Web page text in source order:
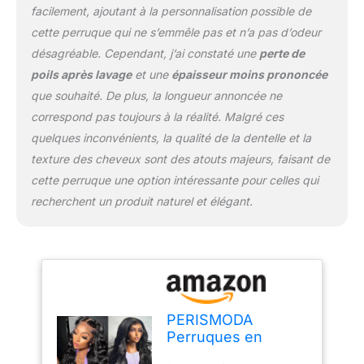
frontale complète de 33
x 15 cm, qui couvre
toute la ligne des
frontale en dentelle
intégrale de 33 x 15 cm
pour femme a plus
d'espace de raie que la
perruque frontale
standard de 33 x 15,2
cm, vous permettant de
libérer la partie
Cheveux humains avec
dentelle frontale. Densité
de 180 °, aspect complet
et épais. Bonnet de taille
facilement, ajoutant à la personnalisation possible de
cette perruque qui ne s’emmêle pas et n’a pas d’odeur
désagréable. Cependant, j’ai constaté une perte de
poils après lavageet une épaisseur moins prononcée
que souhaité. De plus, la longueur annoncée ne
correspond pas toujours à la réalité. Malgré ces
quelques inconvénients, la qualité de la dentelle et la
texture des cheveux sont des atouts majeurs, faisant de
cette perruque une option intéressante pour celles qui
recherchent un produit naturel et élégant.
PERISMODA
Perruques en